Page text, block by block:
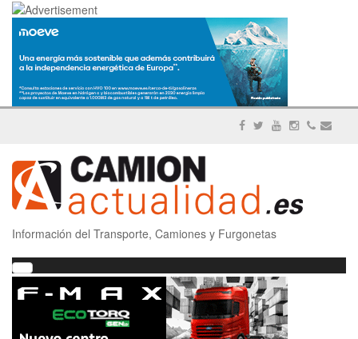
Información del Transporte, Camiones y Furgonetas